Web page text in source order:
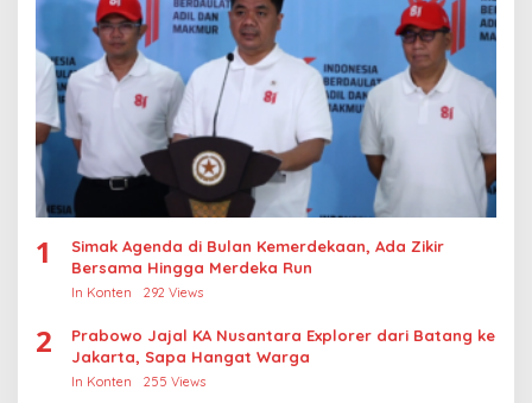
1
Simak Agenda di Bulan Kemerdekaan, Ada Zikir
Bersama Hingga Merdeka Run
In Konten 292 Views
2
Prabowo Jajal KA Nusantara Explorer dari Batang ke
Jakarta, Sapa Hangat Warga
In Konten 255 Views